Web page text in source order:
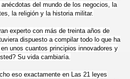
del mundo de los negocios, la
la religión y la historia militar.
experto con más de treinta años de
dispuesto a compilar todo lo que ha
unos cuantos principios innovadores y
Su vida cambiaría.
eso exactamente en Las 21 leyes